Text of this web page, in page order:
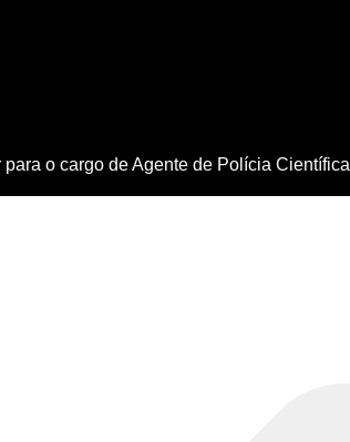
o cargo de Agente de Polícia Científica